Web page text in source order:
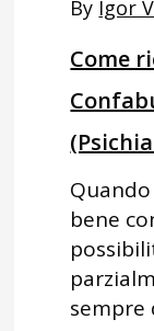
By Igor
Come
bene
sempre